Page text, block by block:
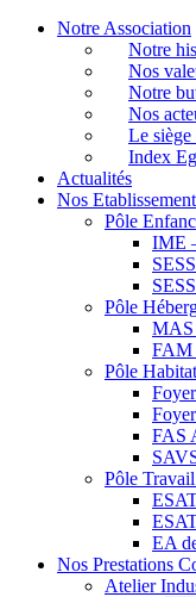
Notre Association
Notre
Nos
Notre
Nos
Le
Index
Actualités
Nos
Pôle
IME
Pôle
MAS
FAM
Pôle Habitat
FAS
Pôle
EA
Nos Prestations
Atelier